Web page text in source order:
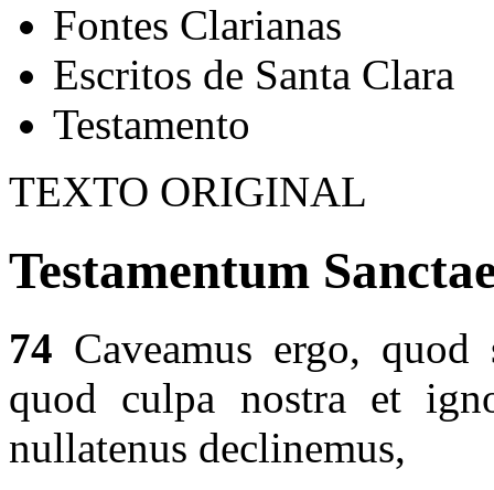
Fontes Clarianas
Escritos de Santa Clara
Testamento
TEXTO ORIGINAL
Testamentum
74 Caveamus ergo,
quod culpa nostra et
nullatenus declinemus,